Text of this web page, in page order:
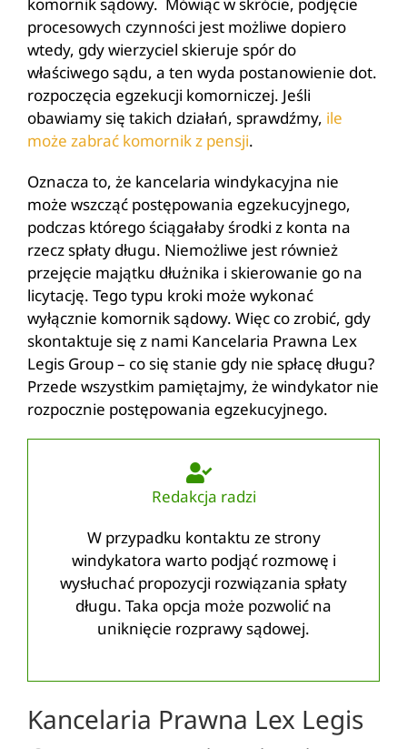
procesowych czynności jest możliwe dopiero
wtedy, gdy wierzyciel skieruje spór do
właściwego sądu, a ten wyda postanowienie dot.
rozpoczęcia egzekucji komorniczej. Jeśli
obawiamy się takich działań, sprawdźmy, ile
może zabrać komornik z pensji.
Oznacza to, że kancelaria windykacyjna nie
może wszcząć postępowania egzekucyjnego,
podczas którego ściągałaby środki z konta na
rzecz spłaty długu. Niemożliwe jest również
przejęcie majątku dłużnika i skierowanie go na
licytację. Tego typu kroki może wykonać
wyłącznie komornik sądowy. Więc co zrobić, gdy
skontaktuje się z nami Kancelaria Prawna Lex
Legis Group – co się stanie gdy nie spłacę długu?
Przede wszystkim pamiętajmy, że windykator nie
rozpocznie postępowania egzekucyjnego.
Redakcja radzi
W przypadku kontaktu ze strony
windykatora warto podjąć rozmowę i
wysłuchać propozycji rozwiązania spłaty
długu. Taka opcja może pozwolić na
uniknięcie rozprawy sądowej.
Kancelaria Prawna Lex Legis